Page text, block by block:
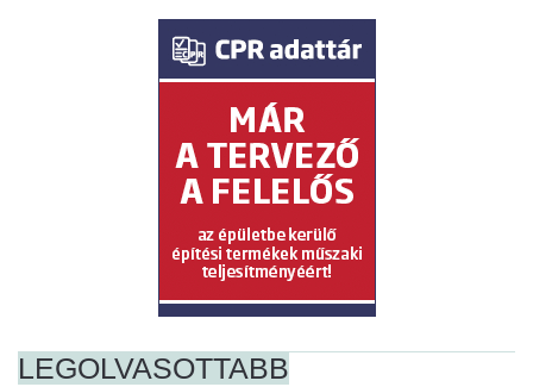
LEGOLVASOTTABB